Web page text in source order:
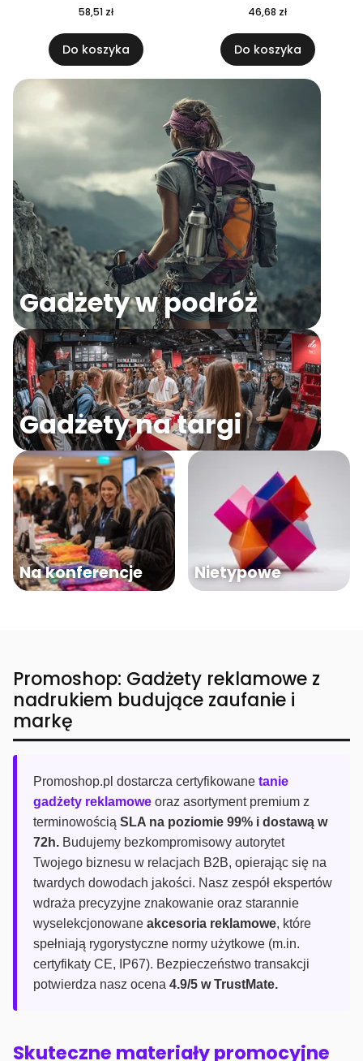
58,51 zł
Do koszyka
46,68 zł
Do koszyka
Gadżety w podróż
Gadżety na targi
Na konferencje Nietypowe
Promoshop: Gadżety reklamowe z
nadrukiem budujące zaufanie i
markę
Promoshop.pl dostarcza certyfikowane tanie
gadżety reklamowe oraz asortyment premium z
terminowością SLA na poziomie 99% i dostawą w
72h. Budujemy bezkompromisowy autorytet
Twojego biznesu w relacjach B2B, opierając się na
twardych dowodach jakości. Nasz zespół ekspertów
wdraża precyzyjne znakowanie oraz starannie
wyselekcjonowane akcesoria reklamowe, które
spełniają rygorystyczne normy użytkowe (m.in.
certyfikaty CE, IP67). Bezpieczeństwo transakcji
potwierdza nasz ocena 4.9/5 w TrustMate.
Skuteczne materiały promocyjne